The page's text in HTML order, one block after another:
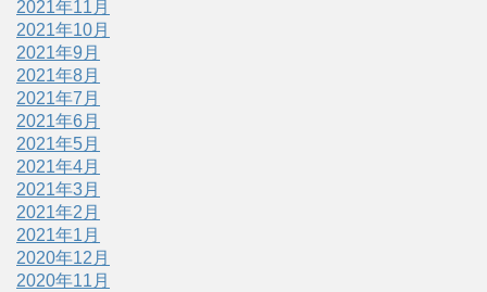
2021年11月
2021年10月
2021年9月
2021年8月
2021年7月
2021年6月
2021年5月
2021年4月
2021年3月
2021年2月
2021年1月
2020年12月
2020年11月